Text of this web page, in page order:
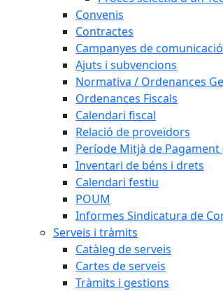
Convenis
Contractes
Campanyes de comunicació
Ajuts i subvencions
Normativa / Ordenances
Ordenances Fiscals
Calendari fiscal
Relació de proveïdors
Període Mitjà de Pagament
Inventari de béns i drets
Calendari festiu
POUM
Informes Sindicatura de
Serveis i tràmits
Catàleg de serveis
Cartes de serveis
Tràmits i gestions